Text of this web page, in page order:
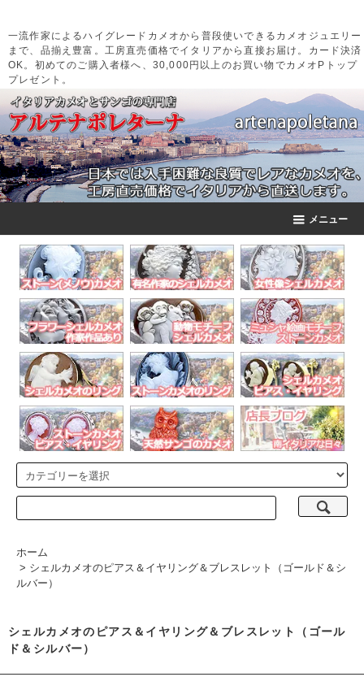
一流作家によるハイグレードカメオから普段使いできるカメオジュエリー
まで、品揃え豊富。工房直売価格でイタリアから直接お届け。カード決済
OK。初めてのご購入者様へ、30,000円以上のお買い物でカメオPトップ
プレゼント。
メニュー
ホーム
> シェルカメオのピアス＆イヤリング＆ブレスレット（ゴールド＆シ
ルバー）
シェルカメオのピアス＆イヤリング＆ブレスレット（ゴール
ド＆シルバー）